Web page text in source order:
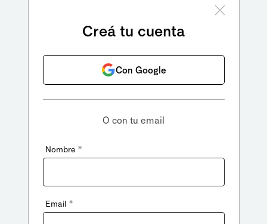
Creá tu cuenta
Con Google
O con tu email
Nombre *
Email *